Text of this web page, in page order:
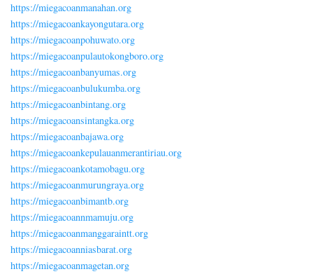
https://miegacoanmanahan.org
https://miegacoankayongutara.org
https://miegacoanpohuwato.org
https://miegacoanpulautokongboro.org
https://miegacoanbanyumas.org
https://miegacoanbulukumba.org
https://miegacoanbintang.org
https://miegacoansintangka.org
https://miegacoanbajawa.org
https://miegacoankepulauanmerantiriau.org
https://miegacoankotamobagu.org
https://miegacoanmurungraya.org
https://miegacoanbimantb.org
https://miegacoannmamuju.org
https://miegacoanmanggaraintt.org
https://miegacoanniasbarat.org
https://miegacoanmagetan.org